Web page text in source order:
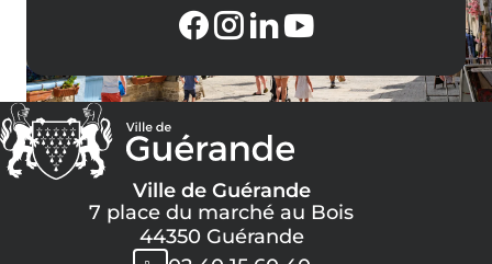
Ville de Guérande
7 place du marché au Bois
44350 Guérande